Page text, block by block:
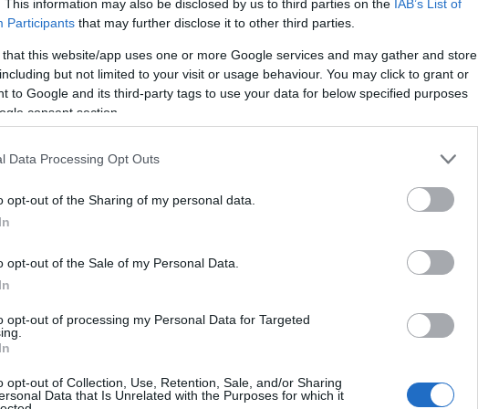
This information may also be disclosed by us to third parties on the IAB’s List of
Participants that may further disclose it to other third parties.
that this website/app uses one or more Google services and may gather and store
but not limited to your visit or usage behaviour. You may click to grant or
to Google and its third-party tags to use your data for below specified purposes
consent section.
Data Processing Opt Outs
opt-out of the Sharing of my personal data.
opt-out of the Sale of my Personal Data.
opt-out of processing my Personal Data for Targeted
opt-out of Collection, Use, Retention, Sale, and/or Sharing
Data that Is Unrelated with the Purposes for which it
nem a házon belüli bevezetést indokolták volna, a
Gartner idei évre adott trendelemzésében (Top 10
adatok és az analitikai megoldások adott, evidens
befellegzett című cikkünket a Computerworld
adatpiacról is sokkal inkább elmondható, mint az
is az adatfelügyeleti és -analitikai platformok és
választhatnak maguknak megfelelő partnert és
hasonlóan a szállítói mezőny is
(Magic Quadrant for Data Management
hagyományosan vezető nagyok (Oracle, Microsoft,
Web Services, Google, Snowflake) kerültek
a big data korábbi üdvöskéi, a Cloudera, a
szereplők táborába szorultak a Micro Focus, a